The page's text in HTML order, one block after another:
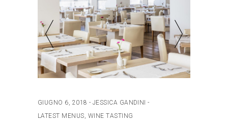
GIUGNO 6, 2018
JESSICA GANDINI
LATEST MENUS, WINE TASTING